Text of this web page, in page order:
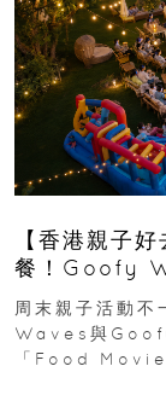
【香港親子
餐！Goofy
外影院逢週末
周末親子活動
Waves與
「Food